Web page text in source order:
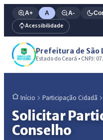
A+ A A-
Acessibilidade
Prefeitura de São
Estado do Ceará • CNPJ:
Início Participação Cidadã
Solicitar
Conselho